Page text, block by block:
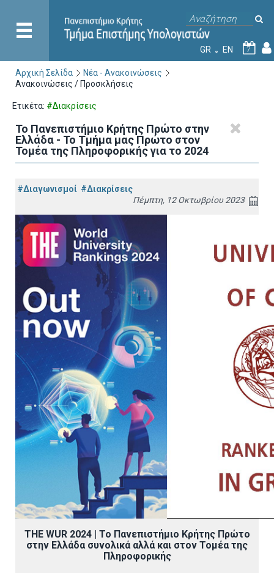
GR EN 7
Αρχική Σελίδα
Νέα - Ανακοινώσεις
Ανακοινώσεις / Προσκλήσεις
Ετικέτα: #Διακρίσεις
Το Πανεπιστήμιο Κρήτης Πρώτο στην
Ελλάδα - Το Τμήμα μας Πρώτο στον
Τομέα της Πληροφορικής για το 2024
#Διαγωνισμοί #Διακρίσεις
Πέμπτη, 12 Οκτωβρίου 2023
THE WUR 2024 | Το Πανεπιστήμιο Κρήτης Πρώτο
στην Ελλάδα συνολικά αλλά και στον Τομέα της
Πληροφορικής